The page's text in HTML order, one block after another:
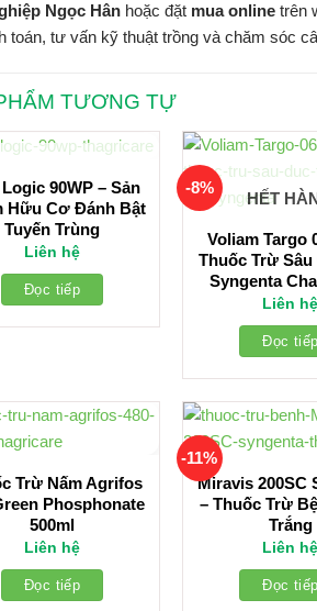
Ngọc Hân hoặc đặt mua online trên
toán, tư vấn kỹ thuật trồng và chăm sóc
TƯƠNG TỰ
HẾT HÀNG
90WP – Sản
Hữu Cơ Đánh Bật
Tuyến Trùng
Liên hệ
Đọc tiếp
-8%
HẾT
Voliam Targo
Thuốc Trừ Sâu
Syngenta
Liên hệ
Đọc tiếp
Trừ Nấm Agrifos
Phosphonate
500ml
Liên hệ
Đọc tiếp
-11%
Miravis 200SC
– Thuốc Trừ
Trắng
Liên hệ
Đọc tiếp